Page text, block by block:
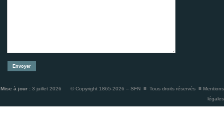
Mise à jour : 3 juillet 2026 © Copyright 1865-2026 – SFN ≡ Tous droits réservés ≡ Mentions
légales